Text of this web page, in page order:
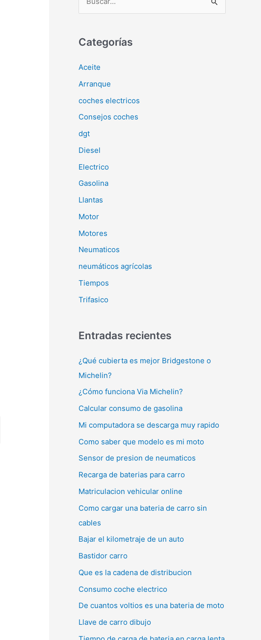
c
r
p
o
r
Categorías
Aceite
Arranque
coches electricos
Consejos coches
dgt
Diesel
Electrico
Gasolina
Llantas
Motor
Motores
Neumaticos
neumáticos agrícolas
Tiempos
Trifasico
Entradas recientes
¿Qué cubierta es mejor Bridgestone o
Michelin?
¿Cómo funciona Via Michelin?
Calcular consumo de gasolina
Mi computadora se descarga muy rapido
Como saber que modelo es mi moto
Sensor de presion de neumaticos
Recarga de baterias para carro
Matriculacion vehicular online
Como cargar una bateria de carro sin
cables
Bajar el kilometraje de un auto
Bastidor carro
Que es la cadena de distribucion
Consumo coche electrico
De cuantos voltios es una bateria de moto
Llave de carro dibujo